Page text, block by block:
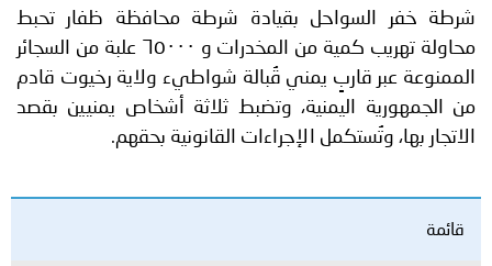
شرطة خفر السواحل بقيادة شرطة محافظة ظفار تحبط
محاولة تهريب كمية من المخدرات و ٦٥٠٠٠ علبة من السجائر
الممنوعة عبر قاربٍ يمني قُبالة شواطيء ولاية رخيوت قادم
من الجمهورية اليمنية، وتضبط ثلاثة أشخاص يمنيين بقصد
الاتجار بها، وتُستكمل الإجراءات القانونية بحقهم.
قائمة